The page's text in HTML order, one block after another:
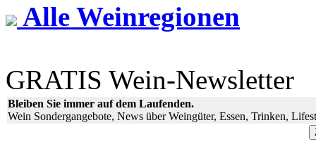
Alle Weinregionen
GRATIS Wein-Newsletter
Bleiben Sie immer auf dem Laufenden.
Wein Sondergangebote, News über Weingüter, Essen, Trinken,